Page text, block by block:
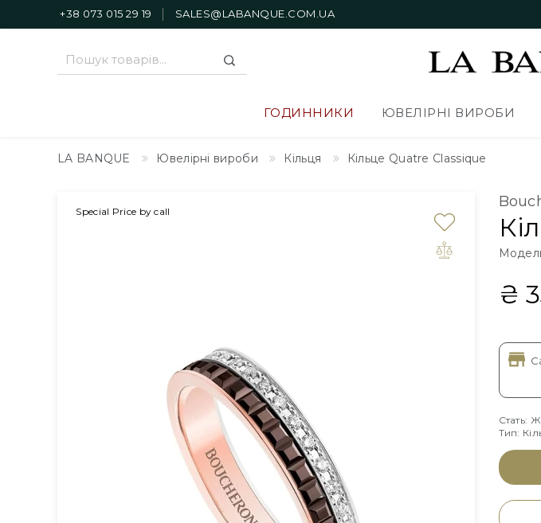
+38 073 015 29 19 SALES@LABANQUE.COM.UA
ГОДИННИКИ ЮВЕЛІРНІ ВИРОБИ
LA BANQUE Ювелірні вироби Кільця Кільце Quatre Classique
на замовлення
Special Price by call
₴
Стать:
Тип: